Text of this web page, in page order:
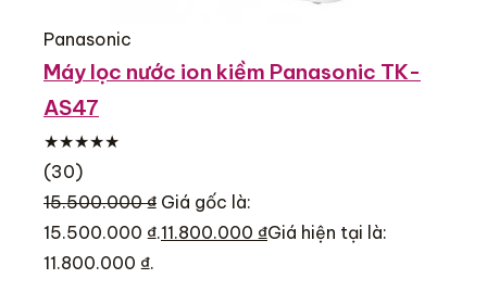
Panasonic
Máy lọc nước ion kiềm Panasonic TK-
AS47
★★★★★
(30)
15.500.000 ₫ Giá gốc là:
15.500.000 ₫.11.800.000 ₫Giá hiện tại là:
11.800.000 ₫.